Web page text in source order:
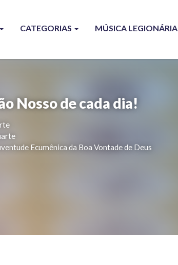
CATEGORIAS MÚSICA LEGIONÁRIA
Nosso de cada dia!
Ecumênica da Boa Vontade de Deus